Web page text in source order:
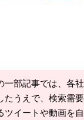
一部記事では、各
たうえで、検索需
ツイートや動画を